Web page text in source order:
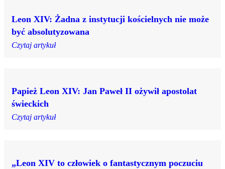
Leon XIV: Żadna z instytucji kościelnych nie może
być absolutyzowana
Czytaj artykuł
Papież Leon XIV: Jan Paweł II ożywił apostolat
świeckich
Czytaj artykuł
„Leon XIV to człowiek o fantastycznym poczuciu